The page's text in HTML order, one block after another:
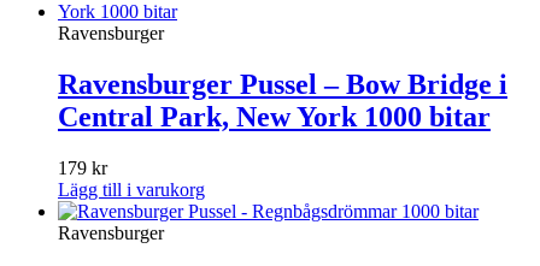
Ravensburger
Ravensburger Pussel – Bow Bridge i
Central Park, New York 1000 bitar
179 kr
Lägg till i varukorg
Ravensburger